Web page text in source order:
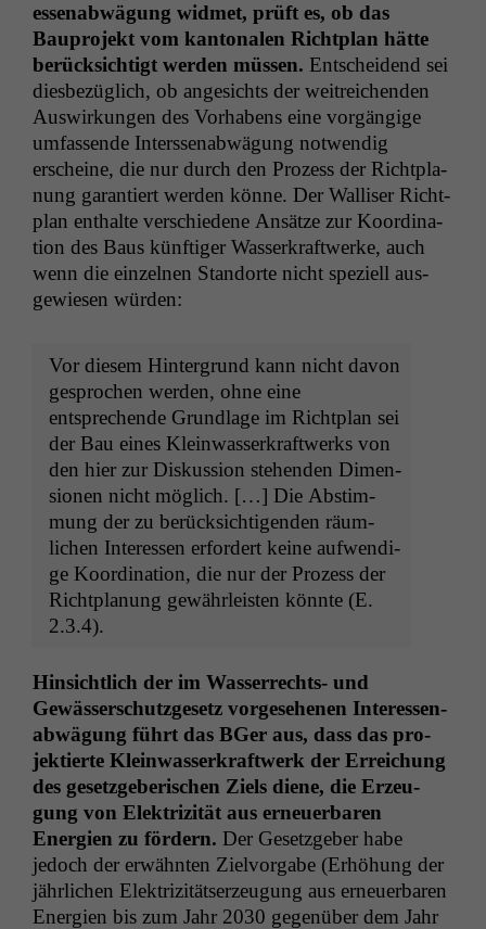
essen­ab­wä­gung wid­met, prüft es, ob das
Baupro­jekt vom kan­tonalen Richt­plan hätte
berück­sichtigt wer­den müssen. Entschei­dend sei
dies­bezüglich, ob angesichts der weitre­ichen­den
Auswirkun­gen des Vorhabens eine vorgängige
umfassende Inter­ssen­ab­wä­gung notwendig
erscheine, die nur durch den Prozess der Richt­pla­
nung garantiert wer­den könne. Der Wal­lis­er Richt­
plan enthalte ver­schiedene Ansätze zur Koor­di­na­
tion des Baus kün­ftiger Wasserkraftwerke, auch
wenn die einzel­nen Stan­dorte nicht speziell aus­
gewiesen würden:
Vor diesem Hin­ter­grund kann nicht davon
gesprochen wer­den, ohne eine
entsprechende Grund­lage im Richt­plan sei
der Bau eines Klein­wasserkraftwerks von
den hier zur Diskus­sion ste­hen­den Dimen­
sio­nen nicht möglich. […] Die Abstim­
mung der zu berück­sichti­gen­den räum­
lichen Inter­essen erfordert keine aufwendi­
ge Koor­di­na­tion, die nur der Prozess der
Richt­pla­nung gewährleis­ten kön­nte (E.
2.3.4).
Hin­sichtlich der im Wasser­rechts- und
Gewässer­schutzge­setz vorge­se­henen Inter­essen­
ab­wä­gung führt das BGer aus, dass das pro­
jek­tierte Klein­wasserkraftwerk der Erre­ichung
des geset­zge­berischen Ziels diene, die Erzeu­
gung von Elek­triz­ität aus erneuer­baren
Energien zu fördern. Der Geset­zge­ber habe
jedoch der erwäh­n­ten Zielvor­gabe (Erhöhung der
jährlichen Elek­triz­ität­serzeu­gung aus erneuer­baren
Energien bis zum Jahr 2030 gegenüber dem Jahr